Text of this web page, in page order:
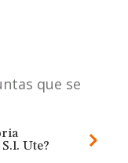
que se
Ute?